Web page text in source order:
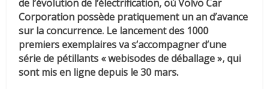
de l’évolution de l’électrification, où Volvo Car
Corporation possède pratiquement un an d’avance
sur la concurrence. Le lancement des 1000
premiers exemplaires va s’accompagner d’une
série de pétillants « webisodes de déballage », qui
sont mis en ligne depuis le 30 mars.